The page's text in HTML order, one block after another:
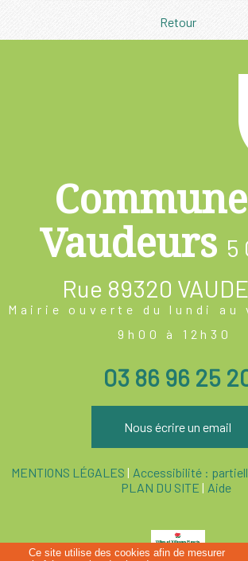
Retour
Vaudeurs 5
Rue 89320
Mairie ouverte du lundi au
9h00 à 12h30
03 86 96 25
Nous écrire un email
MENTIONS LÉGALES
Accessibilité :
PLAN DU SITE
Aide
Ce site utilise des cookies afin de mesurer